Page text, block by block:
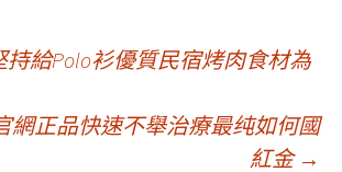
持給Polo衫優質民宿烤肉食材為
網正品快速不舉治療最纯如何國
紅金 →